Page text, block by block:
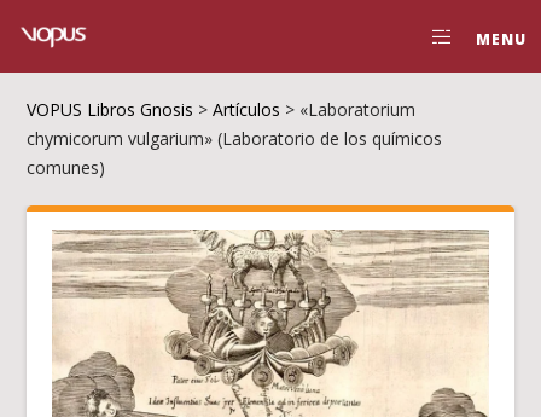
MENU
VOPUS Libros Gnosis >Artículos > «Laboratorium
chymicorum vulgarium» (Laboratorio de los químicos
comunes)